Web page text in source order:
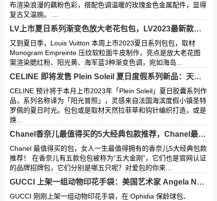
布渲染浪漫的藕粉色彩，搭配色调温暖的玫瑰金色金属配件，显得
复古又温婉。 ...
LV上市夏日系列渐变色放大老花包包，LV2023最新款的包包图片！
又到夏日季，Louis Vuitton 本周上市2023夏日系列包包，取材
Monogram Empreinte 压纹软粒面牛皮制作，亮点是放大老花图
案渲染腮红粉、阳光黄、海军蓝3种渐变色调，宛如海岛...
CELINE 即将发售 Plein Soleil 夏日度假系列新品：天然草编，撞色条纹
CELINE 预计将于本月上市2023年「Plein Soleil」夏日胶囊系列作
品，系列名称译为「阳光普照」，灵感来自法国海滨度假小镇圣特
罗佩的夏日时光。包包或是取材天然拉菲草和钩针编织打造，或是
焕...
Chanel香奈儿最值得买的5大经典包款推荐，Chanel最经典的包包是哪个？
Chanel 最值得买的包，女人一生最值得拥有的香奈儿5大经典包款
推荐！ 在香奈儿有五款包包被称为“五大金刚”，它们也是官网认证
的品牌招牌包，它们分别是哪五只呢？对爱包的你来...
GUCCI 上架一组动物印花手袋：美国艺术家 Angela Nguyen 的柴犬插画！
GUCCI 刚刚上架一组动物印花手袋，在 Ophidia 保龄球包、